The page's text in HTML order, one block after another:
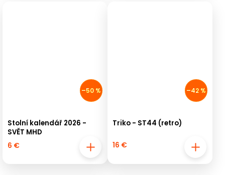
–50 %
Stolní kalendář 2026 -
SVĚT MHD
6 €
–42 %
Triko - ST44 (retro)
16 €